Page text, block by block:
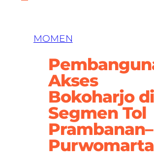
MOMEN
Akses
Bokoharjo di
Segmen Tol
Prambanan–